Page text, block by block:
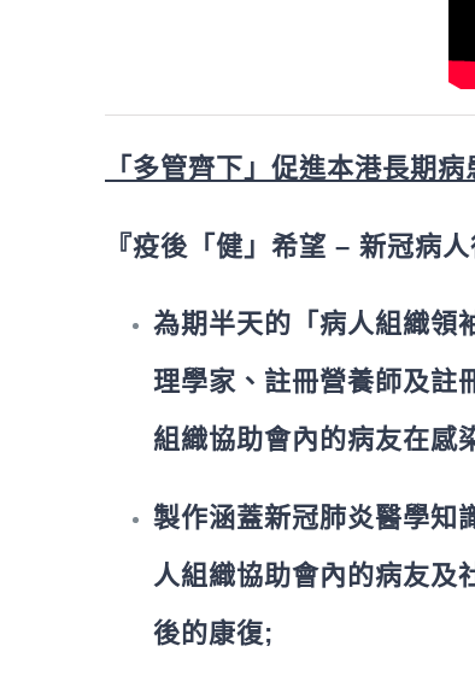
「多管齊下」促進本港長期
『疫後「健」希望 – 新冠病
為期半天的「病人組織領
理學家、註冊營養師及註
組織協助會內的病友在感
製作涵蓋新冠肺炎醫學知
人組織協助會內的病友及
後的康復;